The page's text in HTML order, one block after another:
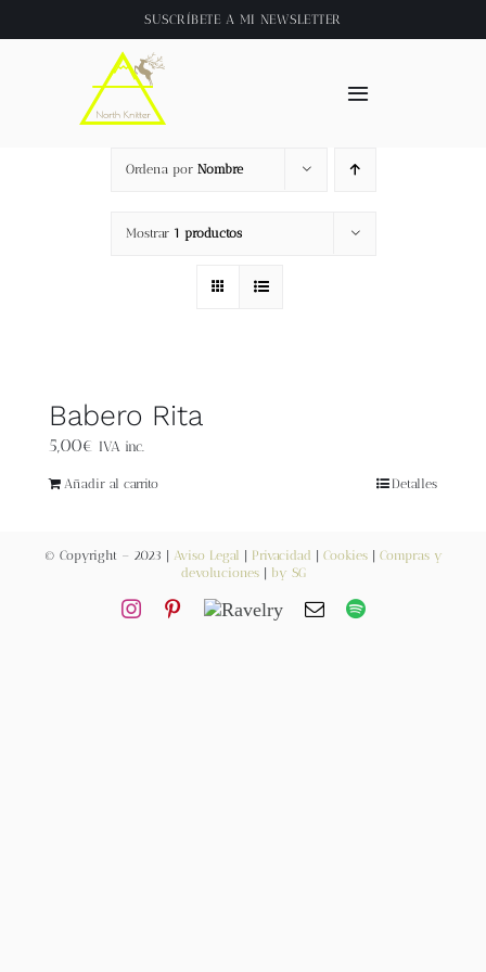
al
SUSCRÍBETE A MI NEWSLETTER
Toggle
Inicio
About
Tienda
Contacto
Newsletter
Ordena por Nombre
Mostrar 1 productos
Babero Rita
5,00€ IVA inc.
Añadir al carrito Detalles
© Copyright – 2023 | Aviso Legal Privacidad Cookies| Compras y
devoluciones| by SG